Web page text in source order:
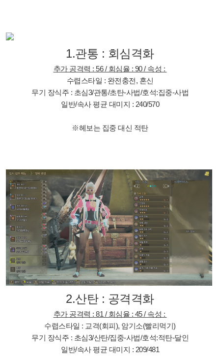
1.관통 : 회심격화
추가 공격력 : 56 / 회심율 : 90 / 속성 :
수렵스타일 : 완전충전, 혼신
무기 장식주 : 초심3/관통/초탄-사법/호석:집중-사법
일반/속사 평균 대미지 : 240/570
※헤보는 집중 대신 적탄
2.산탄 : 공격격화
추가 공격력 : 81 / 회심율 : 45 / 속성 :
수렵스타일 : 교격(회피), 암기소(빨리먹기)
무기 장식주 : 초심3/산탄/집중-사법/호석:적탄-달인
일반/속사 평균 대미지 : 209/481